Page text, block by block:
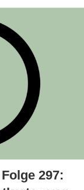
297: